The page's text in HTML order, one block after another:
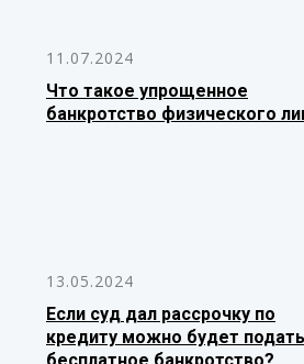
11.07.2024
Что такое упрощенное
банкротство физического
13.05.2024
Если суд дал рассрочку по
кредиту можно будет